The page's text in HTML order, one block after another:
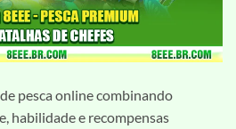
pesca online combinando
habilidade e recompensas